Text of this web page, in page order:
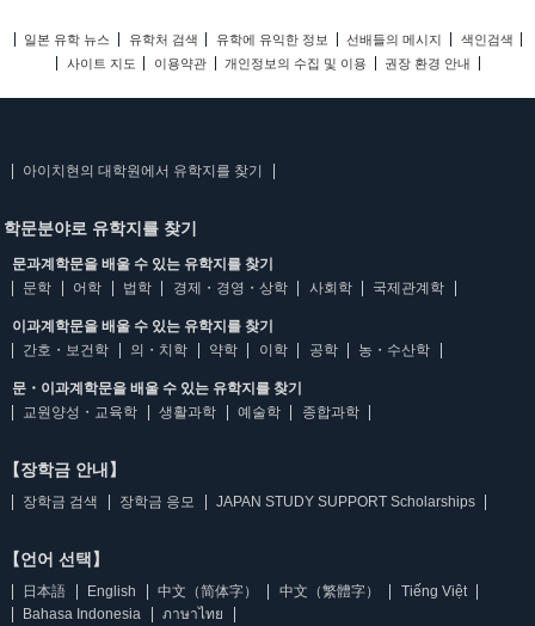
일본 유학 뉴스 유학처 검색 유학에 유익한 정보 선배들의 메시지
색인검색
사이트 지도
이용약관 개인정보의 수집 및 이용 권장 환경 안내
아이치현의 대학원에서 유학지를 찾기
학문분야로 유학지를 찾기
문과계학문을 배울 수 있는 유학지를 찾기
문학
어학 법학 경제・경영・상학 사회학 국제관계학
이과계학문을 배울 수 있는 유학지를 찾기
간호・보건학
의・치학 약학 이학 공학 농・수산학
문・이과계학문을 배울 수 있는 유학지를 찾기
교원양성・교육학
생활과학 예술학 종합과학
【장학금 안내】
장학금 검색 장학금 응모 JAPAN STUDY SUPPORT Scholarships
【언어 선택】
日本語 English 中文（简体字） 中文（繁體字）
Tiếng Việt
Bahasa Indonesia
ภาษาไทย